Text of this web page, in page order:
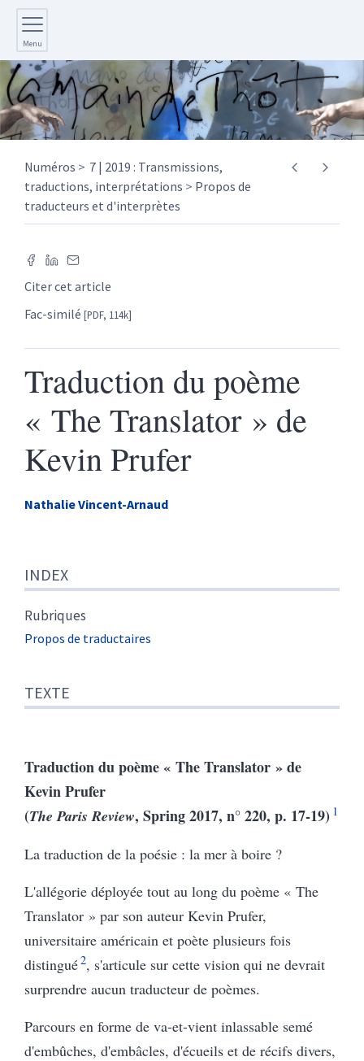
Menu
Numéros
7 | 2019 : Transmissions,
traductions, interprétations
Propos de
traducteurs et d'interprètes
Citer cet article
Fac-similé [PDF, 114k]
Traduction du poème
« The Translator » de
Kevin Prufer
NathalieVincent-Arnaud
Texte
Note de fin
Illustrations
Citer cet article
INDEX
Rubriques
Propos de traductaires
TEXTE
Traduction du poème « The Translator » de
Kevin Prufer
(The Paris Review, Spring 2017, n° 220, p. 17-19) 1
La traduction de la poésie : la mer à boire ?
L'allégorie déployée tout au long du poème « The
Translator » par son auteur Kevin Prufer,
universitaire américain et poète plusieurs fois
distingué2, s'articule sur cette vision qui ne devrait
surprendre aucun traducteur de poèmes.
Parcours en forme de va-et-vient inlassable semé
d'embûches, d'embâcles, d'écueils et de récifs divers,